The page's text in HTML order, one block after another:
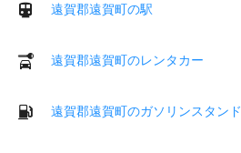
遠賀郡遠賀町の駅
遠賀郡遠賀町のレンタカー
遠賀郡遠賀町のガソリンスタンド